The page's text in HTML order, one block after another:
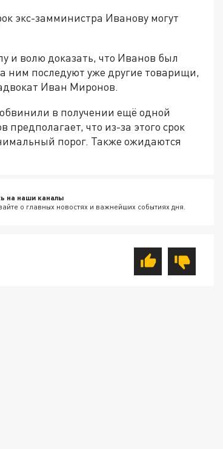
экс-замминистра Иванову могут
и волю доказать, что Иванов был
ним последуют уже другие товарищи,
Иван Миронов.
в получении ещё одной
что из-за этого срок
порог. Также ожидаются
на наши каналы
о главных новостях и важнейших событиях дня.